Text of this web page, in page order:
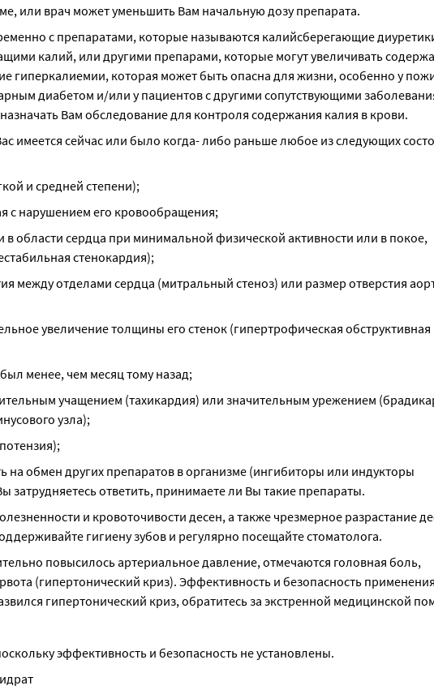
или врач может уменьшить Вам начальную дозу препарата.
с препаратами, которые называются калийсберегающие
калий, или другими препарами, которые могут увеличивать
гиперкалиемии, которая может быть опасна для жизни, особенно у
диабетом и/или у пациентов с другими сопутствующими
Вам обследование для контроля содержания калия в крови.
имеется сейчас или было когда- либо раньше любое из следующих
и средней степени);
с нарушением его кровообращения;
в области сердца при минимальной физической активности или в покое,
стенокардия);
между отделами сердца (митральный стеноз) или размер отверстия
увеличение толщины его стенок (гипертрофическая обструктивная
менее, чем месяц тому назад;
учащением (тахикардия) или значительным урежением
узла);
обмен других препаратов в организме (ингибиторы или индукторы
затрудняетесь ответить, принимаете ли Вы такие препараты.
и кровоточивости десен, а также чрезмерное разрастание
гигиену зубов и регулярно посещайте стоматолога.
повысилось артериальное давление, отмечаются головная боль,
(гипертонический криз). Эффективность и безопасность применения
гипертонический криз, обратитесь за экстренной медицинской
эффективность и безопасность не установлены.